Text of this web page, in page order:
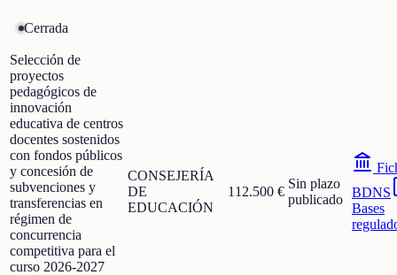
Cerrada
Selección de
proyectos
pedagógicos de
innovación
educativa de centros
docentes sostenidos
con fondos públicos
y concesión de
subvenciones y
transferencias en
régimen de
concurrencia
competitiva para el
curso 2026-2027
CONSEJERÍA
DE
EDUCACIÓN
112.500 €
Sin plazo
publicado BDNS
Bases